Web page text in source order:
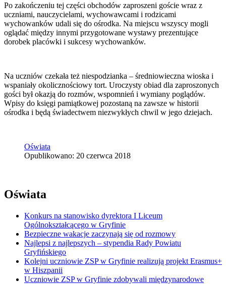
Po zakończeniu tej części obchodów zaproszeni goście wraz z
uczniami, nauczycielami, wychowawcami i rodzicami
wychowanków udali się do ośrodka. Na miejscu wszyscy mogli
oglądać między innymi przygotowane wystawy prezentujące
dorobek placówki i sukcesy wychowanków.
Na uczniów czekała też niespodzianka – średniowieczna wioska i
wspaniały okolicznościowy tort. Uroczysty obiad dla zaproszonych
gości był okazją do rozmów, wspomnień i wymiany poglądów.
Wpisy do księgi pamiątkowej pozostaną na zawsze w historii
ośrodka i będą świadectwem niezwykłych chwil w jego dziejach.
Oświata
Opublikowano: 20 czerwca 2018
Oświata
Konkurs na stanowisko dyrektora I Liceum
Ogólnokształcącego w Gryfinie
Bezpieczne wakacje zaczynają się od rozmowy
Najlepsi z najlepszych – stypendia Rady Powiatu
Gryfińskiego
Kolejni uczniowie ZSP w Gryfinie realizują projekt Erasmus+
w Hiszpanii
Uczniowie ZSP w Gryfinie zdobywali międzynarodowe